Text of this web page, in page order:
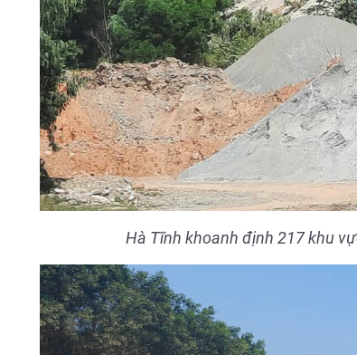
Hà Tĩnh khoanh định 217 khu